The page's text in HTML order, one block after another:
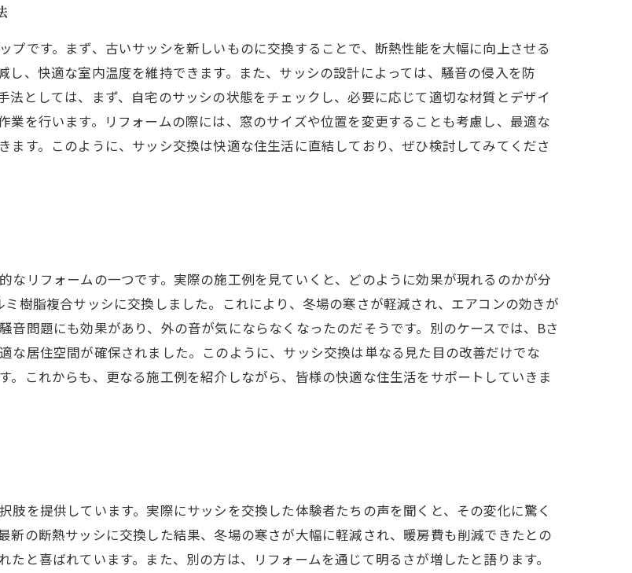
です。まず、古いサッシを新しいものに交換することで、断熱性能を大幅に向上させる
、快適な室内温度を維持できます。また、サッシの設計によっては、騒音の侵入を防
としては、まず、自宅のサッシの状態をチェックし、必要に応じて適切な材質とデザイ
業を行います。リフォームの際には、窓のサイズや位置を変更することも考慮し、最適な
す。このように、サッシ交換は快適な住生活に直結しており、ぜひ検討してみてくださ
リフォームの一つです。実際の施工例を見ていくと、どのように効果が現れるのかが分
樹脂複合サッシに交換しました。これにより、冬場の寒さが軽減され、エアコンの効きが
問題にも効果があり、外の音が気にならなくなったのだそうです。別のケースでは、Bさ
な居住空間が確保されました。このように、サッシ交換は単なる見た目の改善だけでな
。これからも、更なる施工例を紹介しながら、皆様の快適な住生活をサポートしていきま
を提供しています。実際にサッシを交換した体験者たちの声を聞くと、その変化に驚く
新の断熱サッシに交換した結果、冬場の寒さが大幅に軽減され、暖房費も削減できたとの
と喜ばれています。また、別の方は、リフォームを通じて明るさが増したと語ります。